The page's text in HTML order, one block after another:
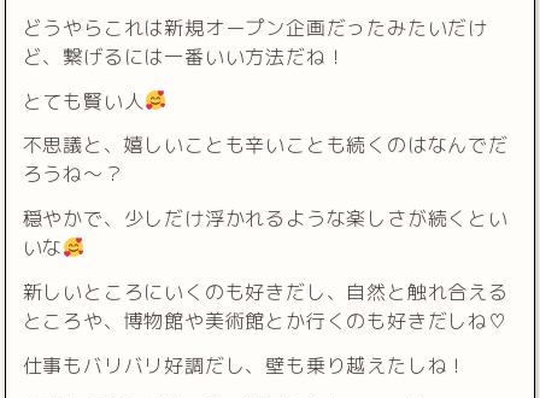
どうやらこれは新規オープン企画だったみたいだけ
ど、繋げるには一番いい方法だね！
とても賢い人
不思議と、嬉しいことも辛いことも続くのはなんでだ
ろうね〜？
穏やかで、少しだけ浮かれるような楽しさが続くとい
いな
新しいところにいくのも好きだし、自然と触れ合える
ところや、博物館や美術館とか行くのも好きだしね♡
仕事もバリバリ好調だし、壁も乗り越えたしね！